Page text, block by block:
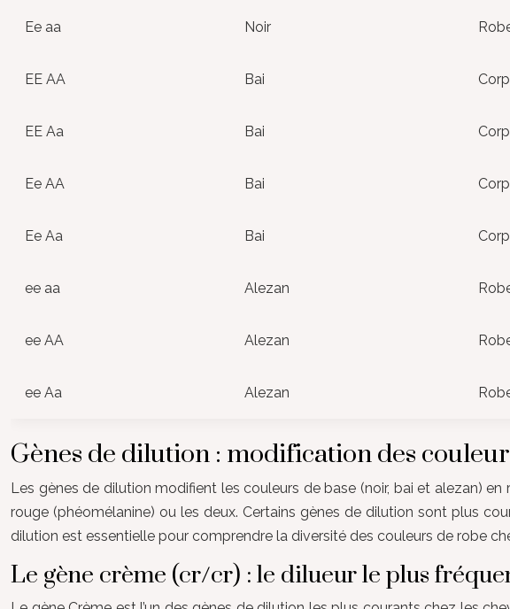
Ee aa Noir
EE AA Bai
EE Aa Bai
Ee AA Bai
Ee Aa Bai
ee aa Alezan
ee AA Alezan
ee Aa Alezan
Gènes de dilution : modification des
Les gènes de dilution modifient les couleurs de base (noir, bai et alezan)
rouge (phéomélanine) ou les deux. Certains gènes de dilution sont plus
dilution est essentielle pour comprendre la diversité des couleurs de robe
Le gène crème (cr/cr) : le dilueur le plus